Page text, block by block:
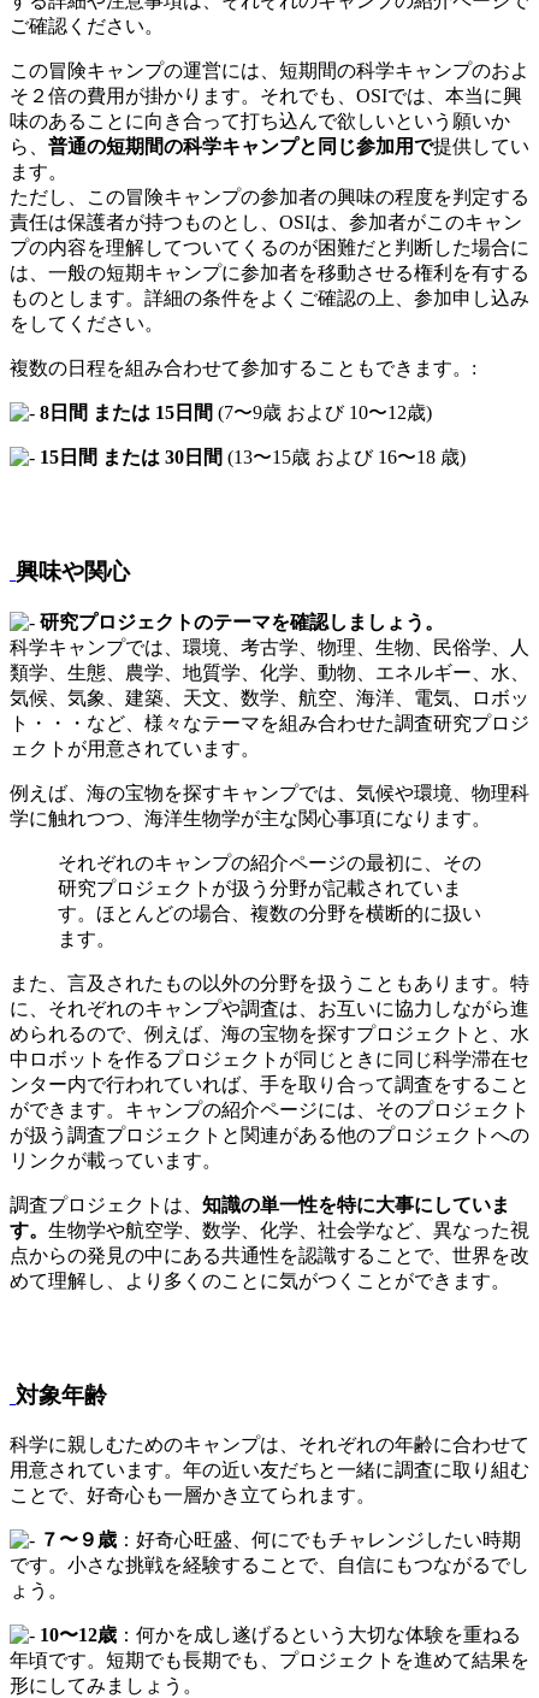
ご確認ください。
この冒険キャンプの運営には、短期間の科学キャンプのおよ
そ２倍の費用が掛かります。それでも、OSIでは、本当に興
味のあることに向き合って打ち込んで欲しいという願いか
ら、 普通の短期間の科学キャンプと同じ参加用で提供してい
ます。
ただし、この冒険キャンプの参加者の興味の程度を判定する
責任は保護者が持つものとし、OSIは、参加者がこのキャン
プの内容を理解してついてくるのが困難だと判断した場合に
は、一般の短期キャンプに参加者を移動させる権利を有する
ものとします。詳細の条件をよくご確認の上、参加申し込み
をしてください。
複数の日程を組み合わせて参加することもできます。:
8日間 または 15日間 (7〜9歳 および 10〜12歳)
15日間 または 30日間 (13〜15歳 および 16〜18 歳)
興味や関心
研究プロジェクトのテーマを確認しましょう。
科学キャンプでは、環境、考古学、物理、生物、民俗学、人
類学、生態、農学、地質学、化学、動物、エネルギー、水、
気候、気象、建築、天文、数学、航空、海洋、電気、ロボッ
ト・・・など、様々なテーマを組み合わせた調査研究プロジ
ェクトが用意されています。
例えば、海の宝物を探すキャンプでは、気候や環境、物理科
学に触れつつ、海洋生物学が主な関心事項になります。
それぞれのキャンプの紹介ページの最初に、その
研究プロジェクトが扱う分野が記載されていま
す。ほとんどの場合、複数の分野を横断的に扱い
ます。
また、言及されたもの以外の分野を扱うこともあります。特
に、それぞれのキャンプや調査は、お互いに協力しながら進
められるので、例えば、海の宝物を探すプロジェクトと、水
中ロボットを作るプロジェクトが同じときに同じ科学滞在セ
ンター内で行われていれば、手を取り合って調査をすること
ができます。キャンプの紹介ページには、そのプロジェクト
が扱う調査プロジェクトと関連がある他のプロジェクトへの
リンクが載っています。
調査プロジェクトは、 知識の単一性を特に大事にしていま
す。 生物学や航空学、数学、化学、社会学など、異なった視
点からの発見の中にある共通性を認識することで、世界を改
めて理解し、より多くのことに気がつくことができます。
対象年齢
科学に親しむためのキャンプは、それぞれの年齢に合わせて
用意されています。年の近い友だちと一緒に調査に取り組む
ことで、好奇心も一層かき立てられます。
７〜９歳 ：好奇心旺盛、何にでもチャレンジしたい時期
です。小さな挑戦を経験することで、自信にもつながるでし
ょう。
10〜12歳 ：何かを成し遂げるという大切な体験を重ねる
年頃です。短期でも長期でも、プロジェクトを進めて結果を
形にしてみましょう。